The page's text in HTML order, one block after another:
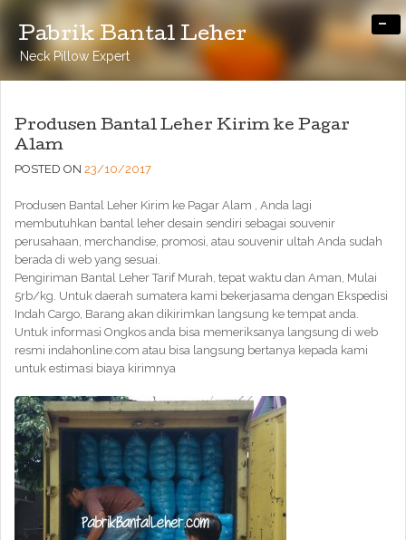
Pabrik Bantal Leher
Neck Pillow Expert
-
Produsen Bantal Leher Kirim ke Pagar
Alam
POSTED ON 23/10/2017
Produsen Bantal Leher Kirim ke Pagar Alam , Anda lagi
membutuhkan bantal leher desain sendiri sebagai souvenir
perusahaan, merchandise, promosi, atau souvenir ultah Anda sudah
berada di web yang sesuai.
Pengiriman Bantal Leher Tarif Murah, tepat waktu dan Aman, Mulai
5rb/kg. Untuk daerah sumatera kami bekerjasama dengan Ekspedisi
Indah Cargo, Barang akan dikirimkan langsung ke tempat anda.
Untuk informasi Ongkos anda bisa memeriksanya langsung di web
resmi indahonline.com atau bisa langsung bertanya kepada kami
untuk estimasi biaya kirimnya